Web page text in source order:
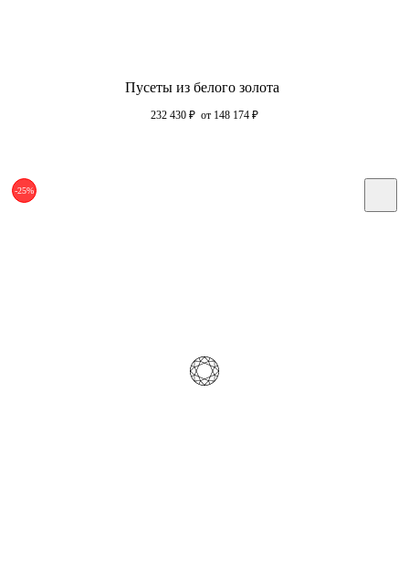
Пусеты из белого золота
232 430 ₽ от 148 174 ₽
-25%